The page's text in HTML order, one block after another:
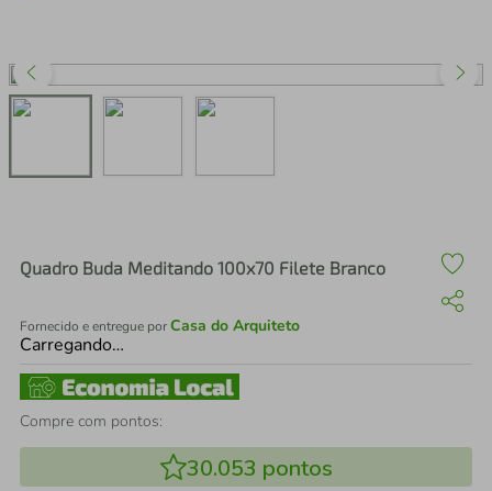
Quadro Buda Meditando 100x70 Filete Branco
Fornecido e entregue porCasa do Arquiteto
Carregando…
Compre com pontos:
30.053 pontos
perfume